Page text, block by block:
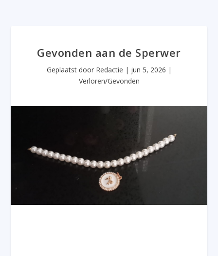
Gevonden aan de Sperwer
Geplaatst door Redactie | jun 5, 2026 |
Verloren/Gevonden